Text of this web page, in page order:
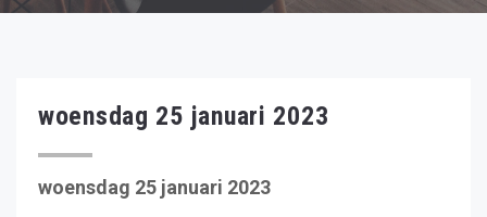
woensdag 25 januari 2023
woensdag 25 januari 2023